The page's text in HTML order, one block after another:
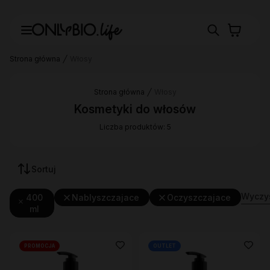
Strona główna
Strona główna
Kosmetyki do włosów
Liczba produktów: 5
Sortuj
400
ml
Nablyszczajace Oczyszczajace
PROMOCJA OUTLET